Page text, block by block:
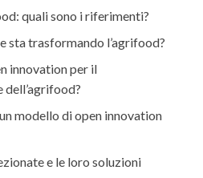
quali sono i riferimenti?
sta trasformando l’agrifood?
innovation per il
modello di open innovation
e le loro soluzioni